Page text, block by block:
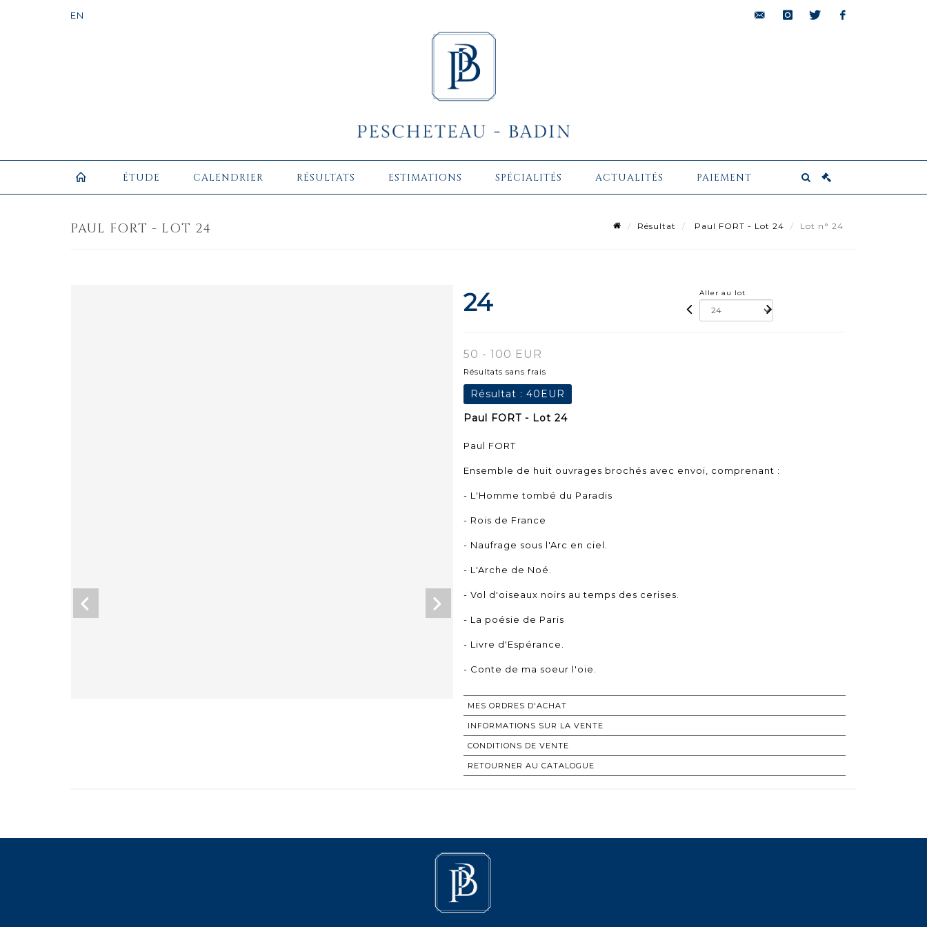
ÉTUDE CALENDRIER RÉSULTATS ESTIMATIONS SPÉCIALITÉS ACTUALITÉS PAIEMENT
PAUL FORT - LOT 24 Résultat Paul FORT - Lot 24 Lot n° 24
24 Aller au lot
50 - 100 EUR
Résultats sans frais
Résultat : 40EUR
Paul FORT - Lot 24
Paul FORT
Ensemble de huit ouvrages brochés avec envoi, comprenant :
- L'Homme tombé du Paradis
- Rois de France
- Naufrage sous l'Arc en ciel.
- L'Arche de Noé.
- Vol d'oiseaux noirs au temps des cerises.
- La poésie de Paris
- Livre d'Espérance.
- Conte de ma soeur l'oie.
MES ORDRES D'ACHAT
INFORMATIONS SUR LA VENTE
CONDITIONS DE VENTE
RETOURNER AU CATALOGUE